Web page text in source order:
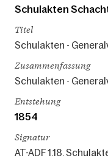
Schulakten
Titel
Schulakten -
Zusammenfassung
Schulakten -
Entstehung
1854
Signatur
AT-ADF 1.18.